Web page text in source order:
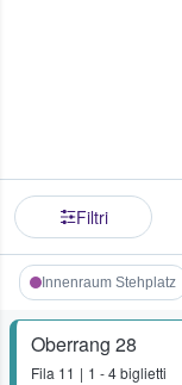
Filtri
Innenraum Stehplatz
Oberrang 28
Fila 11 1 - 4 biglietti